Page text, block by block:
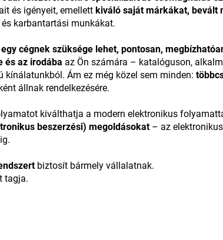
és igényeit, emellett kiváló saját márkákat, bevált
karbantartási munkákat.
cégnek szüksége lehet, pontosan,
és az irodába az Ön számára – katalóguson,
Ám ez még közel sem minden:
állnak rendelkezésére.
kiválthatja a modern elektronikus
beszerzési) megoldásokat– az
biztosít bármely vállalatnak.
tagja.